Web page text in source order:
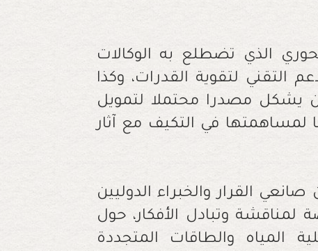
الذي تضطلع به الوكالات
التقني لتقوية القدرات، وكذا
يشكل مصدرا محتملا لتمويل
لمساهمتها في التكيف مع آثار
القرار والخبراء الدوليين
وتبادل الأفكار، حول
المياه والطاقات المتجددة